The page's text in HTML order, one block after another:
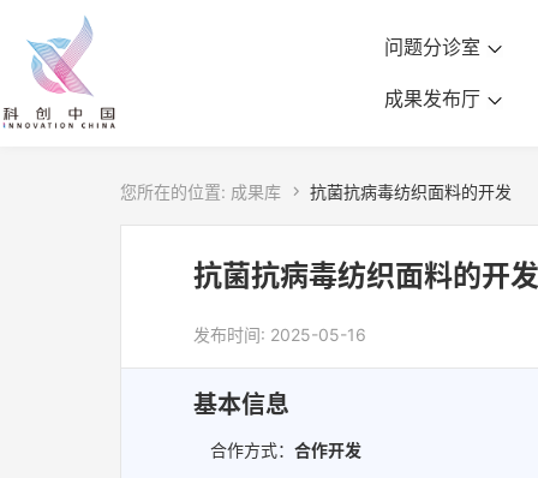
问题分诊室
成果发布厅
您所在的位置: 成果库  抗菌抗病毒纺织面料的开发
抗菌抗病毒纺织面料的开发
发布时间: 2025-05-16
基本信息
合作方式： 合作开发